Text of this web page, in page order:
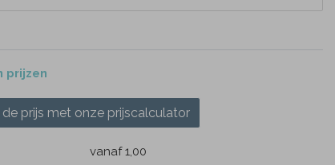
prijzen
de prijs met onze prijscalculator
vanaf 1,00